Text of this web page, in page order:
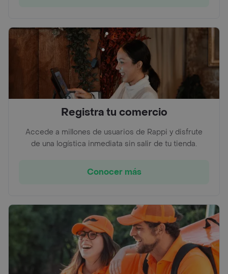
Registra tu comercio
Accede a millones de usuarios de Rappi y disfrute
de una logística inmediata sin salir de tu tienda.
Conocer más